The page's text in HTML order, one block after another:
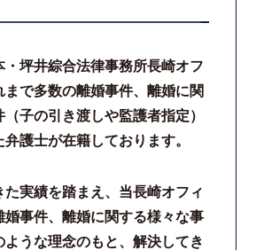
・坪井綜合法律事務所長崎オフ
まで多数の離婚事件、離婚に関
子の引き渡しや監護者指定）
護士が在籍しております。
た実績を踏まえ、当長崎オフィ
婚事件、離婚に関する様々な事
ような理念のもと、解決してき